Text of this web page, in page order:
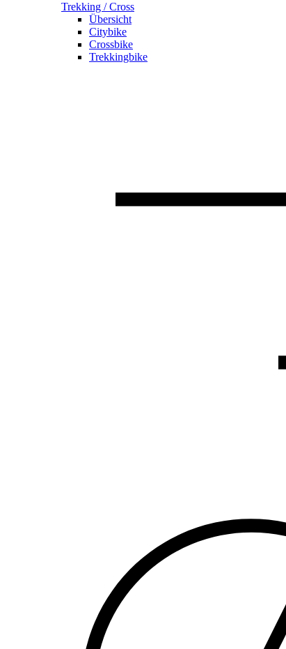
Trekking / Cross
Übersicht
Citybike
Crossbike
Trekkingbike